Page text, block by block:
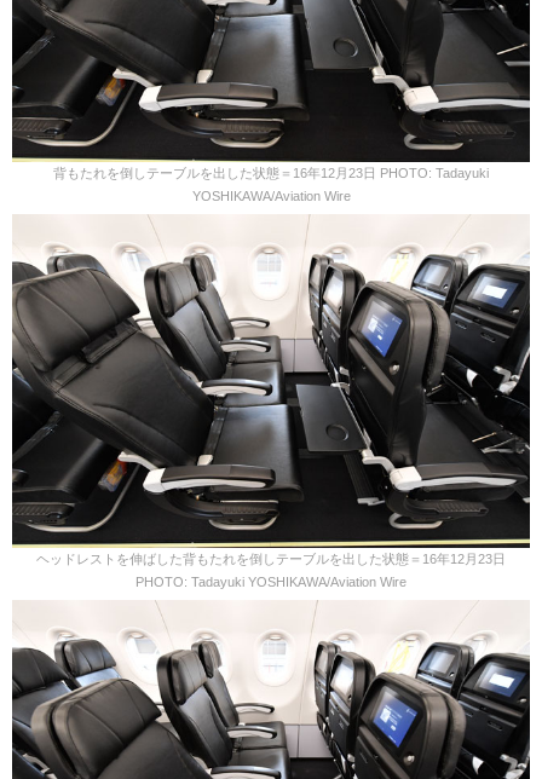
背もたれを倒しテーブルを出した状態＝16年12月23日 PHOTO: Tadayuki
YOSHIKAWA/Aviation Wire
ヘッドレストを伸ばした背もたれを倒しテーブルを出した状態＝16年12月23日
PHOTO: Tadayuki YOSHIKAWA/Aviation Wire